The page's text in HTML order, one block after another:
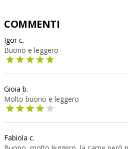
COMMENTI
Igor c.
Buono e leggero
Gioia b.
Molto buono e leggero
Fabiola c.